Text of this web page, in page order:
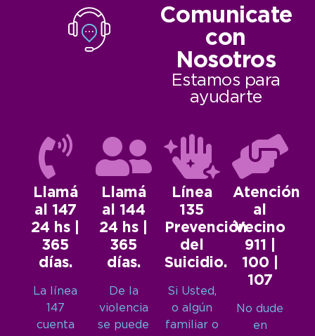
Comunicate
con
Nosotros
Estamos para
ayudarte
Llamá
al 147
24 hs |
365
días.
La línea
147
cuenta
Llamá
al 144
24 hs |
365
días.
De la
violencia
se puede
Línea
135
Prevención
del
Suicidio.
Si Usted,
o algún
familiar o
Atención
al
Vecino
911 |
100 |
107
No dude
en